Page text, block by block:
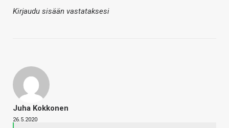
Kirjaudu sisään vastataksesi
Juha Kokkonen
26.5.2020